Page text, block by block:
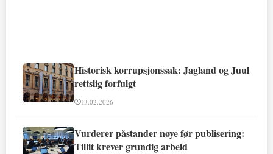
Historisk korrupsjonssak: Jagland og Juul
rettslig forfulgt
13.02.2026
Vurderer påstander nøye før publisering:
Tillit krever grundig arbeid